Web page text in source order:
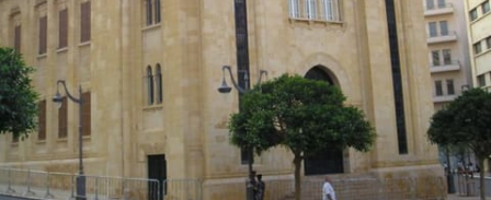
كأس العالم
البرامج
جدول البرامج
شاهد البرامج